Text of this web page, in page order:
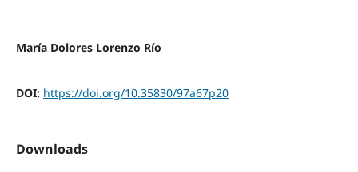
María Dolores Lorenzo Río
DOI: https://doi.org/10.35830/97a67p20
Downloads